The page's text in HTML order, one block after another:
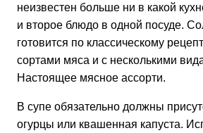
неизвестен больше ни в какой
и второе блюдо в одной посуде.
готовится по классическому
сортами мяса и с несколькими
Настоящее мясное ассорти.
В супе обязательно должны
огурцы или квашенная капуста.